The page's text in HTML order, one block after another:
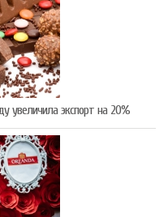
увеличила экспорт на 20%